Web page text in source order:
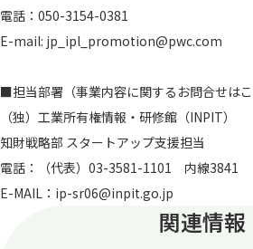
電話：050-3154-0381
E-mail: jp_ipl_promotion@pwc.com
■担当部署（事業内容に関するお問合せはこ
（独）工業所有権情報・研修館（INPIT）
知財戦略部 スタートアップ支援担当
電話：（代表）03-3581-1101 内線3841
E-MAIL：ip-sr06@inpit.go.jp
関連情報